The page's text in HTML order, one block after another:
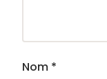
Nom *